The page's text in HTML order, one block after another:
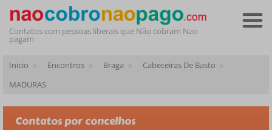
Contatos com pessoas liberais que Não cobram Nao
pagam
Inicio Encontros Braga
Cabeceiras De Basto
MADURAS
Contatos por concelhos